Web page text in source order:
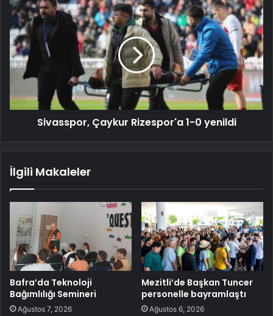
Sivasspor, Çaykur Rizespor'a 1-0 yenildi
İlgili Makaleler
Bafra’da Teknoloji
Bağımlılığı Semineri
Ağustos 7, 2026
Mezitli’de Başkan Tuncer
personelle bayramlaştı
Ağustos 6, 2026